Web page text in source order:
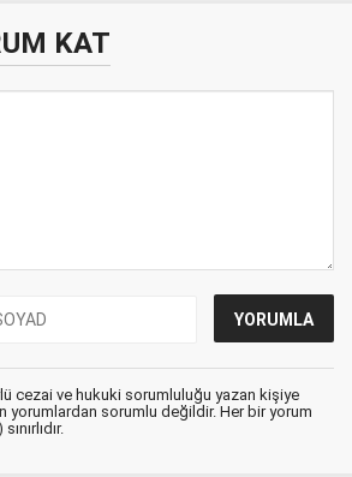
KAT
cezai ve hukuki sorumluluğu yazan kişiye
yorumlardan sorumlu değildir. Her bir yorum